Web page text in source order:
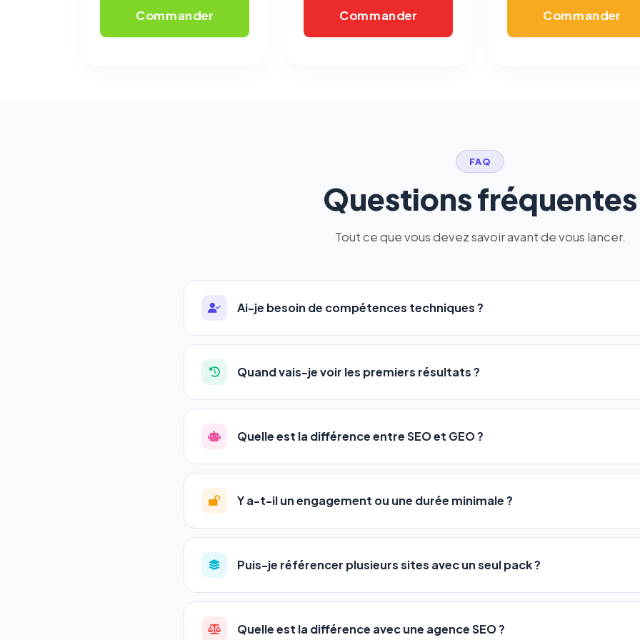
Commander Commander Commander
FAQ
Questions fréquentes
Tout ce que vous devez savoir avant de vous lancer.
Ai-je besoin de compétences techniques ?
Absolument pas. Notre logiciel a été conçu pour être accessible àtous les profils:
auto-entrepreneurs, PME ou agences. Pas de code, pas de configuration complexe —
l'adresse de votre site, décrivez votre activité, et le logiciel gère tout en automatique
Quand vais-je voir les premiers résultats ?
La plupart de nos utilisateurs observent une amélioration de leur positionnement en4
progression
votre tableau de bord.
Quelle est la différence entre SEO et GEO ?
LeSEO(Search Engine Optimization) vous positionne sur les moteurs classiques :
GEO(Generative Engine Optimization) va plus loin : il fait en sorte que les IA
Gemini et Perplexity
vous citent comme référence dans leurs réponses. Notre
deux simultanément et automatiquement.
Y a-t-il un engagement ou une durée minimale ?
Aucun engagement.Tous nos packs sont résiliables à tout moment, directement
en un clic, ou en nous contactant par téléphone (09 73 89 23 94) ou via le support en
pas de frais cachés. Votre liberté est totale.
Puis-je référencer plusieurs sites avec un seul pack ?
Oui ! Chaque pack couvre un nombre de sites différent :
Quelle est la différence avec une agence SEO ?